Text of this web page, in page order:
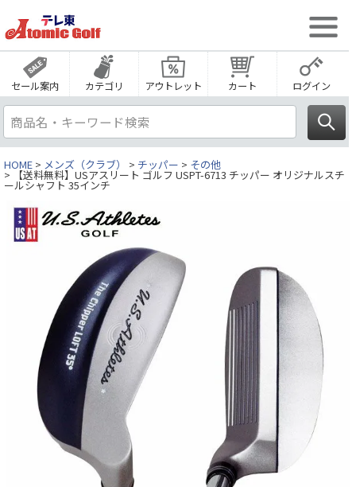
セール案内 カテゴリ アウトレット カート ログイン
HOME メンズ（クラブ） チッパー その他
【送料無料】USアスリート ゴルフ USPT-6713 チッパー オリジナルスチ
ールシャフト 35インチ